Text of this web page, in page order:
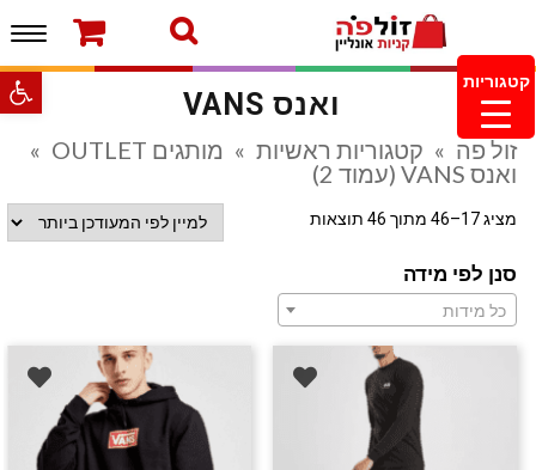
פתח
ברוכים הבאים לחנות של זולפה!
עמוד הבית
משלוחים והחזרות
מוצרים חדשים
צור קשר
מעקב הזמנות
מעל 249.99ש”ח
ואנס VANS
זול פה » קטגוריות ראשיות » מותגים OUTLET
»
ואנס VANS (עמוד 2)
מציג 17–46 מתוך 46 תוצאות
סנן לפי מידה
כל מידות
קטגוריות